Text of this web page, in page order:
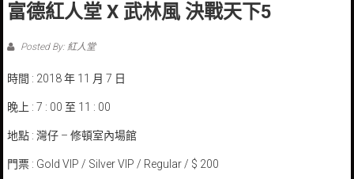
富德紅人堂 X 武林風 決戰天下5
Posted By: 紅人堂
時間 : 2018 年 11 月 7 日
晚上 : 7 : 00 至 11 : 00
地點 : 灣仔 – 修頓室內場館
門票 : Gold VIP / Silver VIP / Regular / $ 200